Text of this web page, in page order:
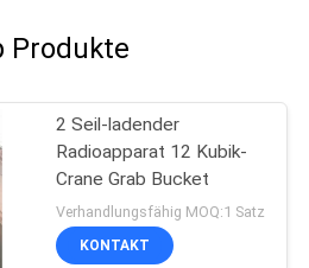
Produkte
2 Seil-ladender
Radioapparat 12 Kubik-
Crane Grab Bucket
Verhandlungsfähig MOQ:1 Satz
KONTAKT